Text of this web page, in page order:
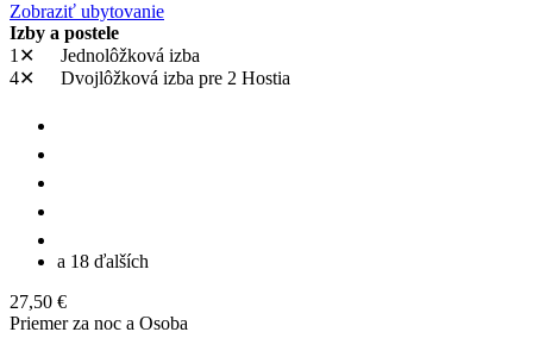
Zobraziť ubytovanie
Izby a postele
1✕
Jednolôžková izba
4✕
Dvojlôžková izba pre 2 Hostia
a 18 ďalších
27,50 €
Priemer za noc a Osoba